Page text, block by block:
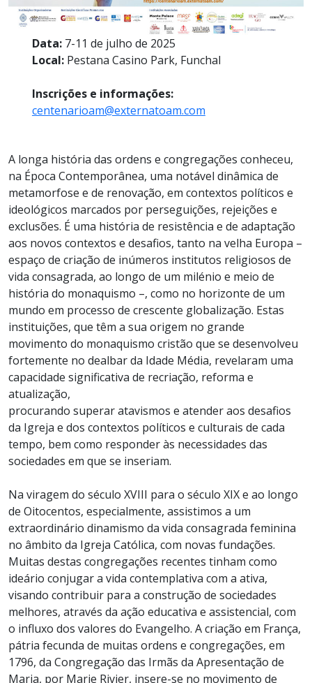
Data:7-11 de julho de 2025
Local:Pestana Casino Park, Funchal
Inscrições e informações:
centenarioam@externatoam.com
A longa história das ordens e congregações conheceu,
na Época Contemporânea, uma notável dinâmica de
metamorfose e de renovação, em contextos políticos e
ideológicos marcados por perseguições, rejeições e
exclusões. É uma história de resistência e de adaptação
aos novos contextos e desafios, tanto na velha Europa –
espaço de criação de inúmeros institutos religiosos de
vida consagrada, ao longo de um milénio e meio de
história do monaquismo –, como no horizonte de um
mundo em processo de crescente globalização. Estas
instituições, que têm a sua origem no grande
movimento do monaquismo cristão que se desenvolveu
fortemente no dealbar da Idade Média, revelaram uma
capacidade significativa de recriação, reforma e
atualização,
procurando superar atavismos e atender aos desafios
da Igreja e dos contextos políticos e culturais de cada
tempo, bem como responder às necessidades das
sociedades em que se inseriam.
Na viragem do século XVIII para o século XIX e ao longo
de Oitocentos, especialmente, assistimos a um
extraordinário dinamismo da vida consagrada feminina
no âmbito da Igreja Católica, com novas fundações.
Muitas destas congregações recentes tinham como
ideário conjugar a vida contemplativa com a ativa,
visando contribuir para a construção de sociedades
melhores, através da ação educativa e assistencial, com
o influxo dos valores do Evangelho. A criação em França,
pátria fecunda de muitas ordens e congregações, em
1796, da Congregação das Irmãs da Apresentação de
Maria, por Marie Rivier, insere-se no movimento de